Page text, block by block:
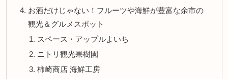
お酒だけじゃない！フルーツや海鮮が豊富な余市の
観光＆グルメスポット
スペース・アップルよいち
ニトリ観光果樹園
柿崎商店 海鮮工房